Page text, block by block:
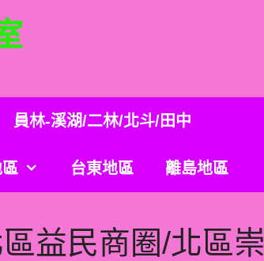
員林-溪湖/二林/北斗/田中
台東地區 離島地區
益民商圈/北區崇